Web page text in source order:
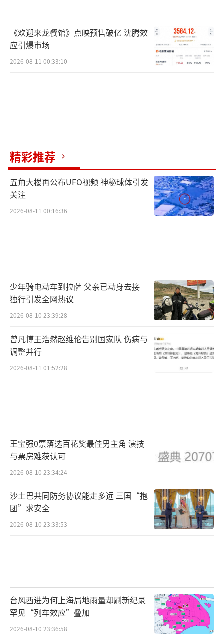
《欢迎来龙餐馆》点映预售破亿 沈腾效
应引爆市场
2026-08-11 00:33:10
精彩推荐
五角大楼再公布UFO视频 神秘球体引发
关注
2026-08-11 00:16:36
少年骑电动车到拉萨 父亲已动身去接
独行引发全网热议
2026-08-10 23:39:28
曾凡博王浩然赵维伦告别国家队 伤病与
调整并行
2026-08-11 01:52:28
王宝强0票落选百花奖最佳男主角 演技
与票房难获认可
2026-08-10 23:34:24
沙土巴共同防务协议能走多远 三国“抱
团”求安全
2026-08-10 23:33:53
台风西进为何上海局地雨量却刷新纪录
罕见“列车效应”叠加
2026-08-10 23:36:58